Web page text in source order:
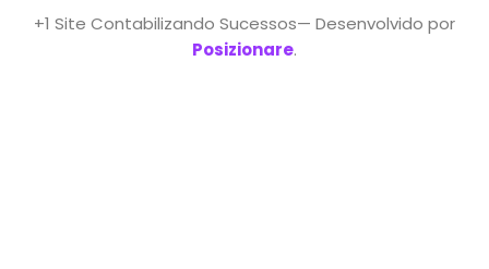
+1 Site Contabilizando Sucessos— Desenvolvido por
Posizionare.